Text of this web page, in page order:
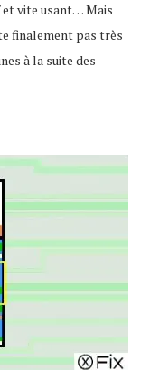
et vite usant… Mais
finalement pas très
à la suite des